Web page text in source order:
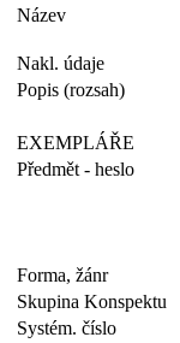
Název
Nakl. údaje
Popis (rozsah)
EXEMPLÁŘE
Předmět - heslo
Forma, žánr
Skupina Konspektu
Systém. číslo